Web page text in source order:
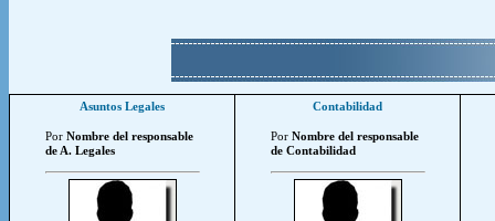
Asuntos Legales
Por Nombre del responsable
de A. Legales
Contabilidad
Por Nombre del responsable
de Contabilidad